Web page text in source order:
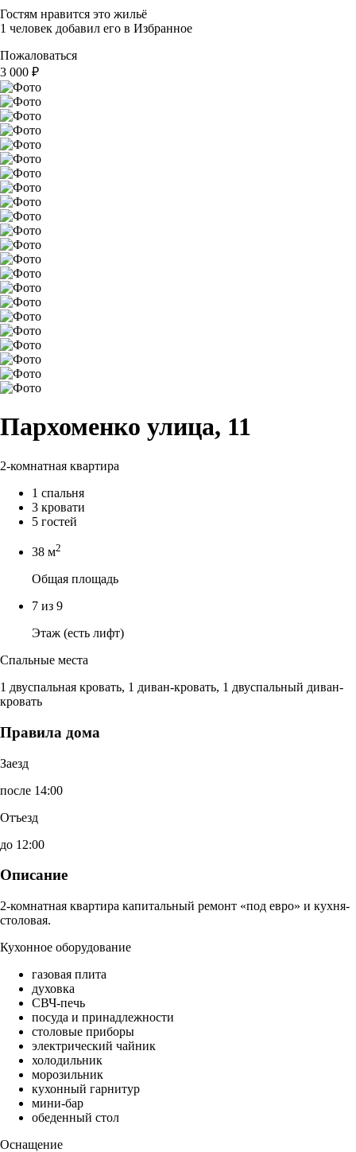
Гостям нравится это жильё
1 человек добавил его в Избранное
Пожаловаться
3 000 ₽
Пархоменко улица, 11
2-комнатная квартира
1 спальня
3 кровати
5 гостей
38 м2
Общая площадь
7 из 9
Этаж (есть лифт)
Спальные места
1 двуспальная кровать, 1 диван-кровать, 1 двуспальный диван-
кровать
Правила дома
Заезд
после 14:00
Отъезд
до 12:00
Описание
2-комнатная квартира капитальный ремонт «под евро» и кухня-
столовая.
Кухонное оборудование
газовая плита
духовка
СВЧ-печь
посуда и принадлежности
столовые приборы
электрический чайник
холодильник
морозильник
кухонный гарнитур
мини-бар
обеденный стол
Оснащение